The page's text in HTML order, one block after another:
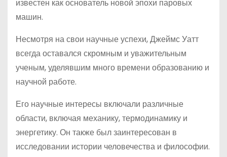
известен как основатель новой эпохи паровых
машин.
Несмотря на свои научные успехи, Джеймс Уатт
всегда оставался скромным и уважительным
ученым, уделявшим много времени образованию и
научной работе.
Его научные интересы включали различные
области, включая механику, термодинамику и
энергетику. Он также был заинтересован в
исследовании истории человечества и философии.